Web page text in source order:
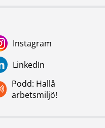
Instagram
LinkedIn
Podd: Hallå
arbetsmiljö!